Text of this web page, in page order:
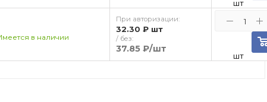
шт
в наличии
При авторизации:
32.30 ₽ шт
/ без:
37.85 ₽/шт
шт